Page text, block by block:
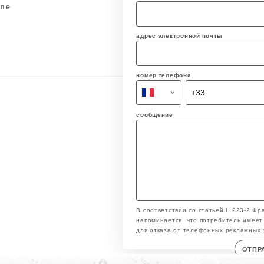
адрес электронной почты
номер телефона
сообщение
В соответствии со статьей L.223-2
напоминается, что потребитель
для отказа от телефонных рекламных